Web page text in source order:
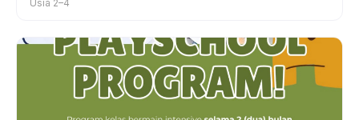
Usia 2–4